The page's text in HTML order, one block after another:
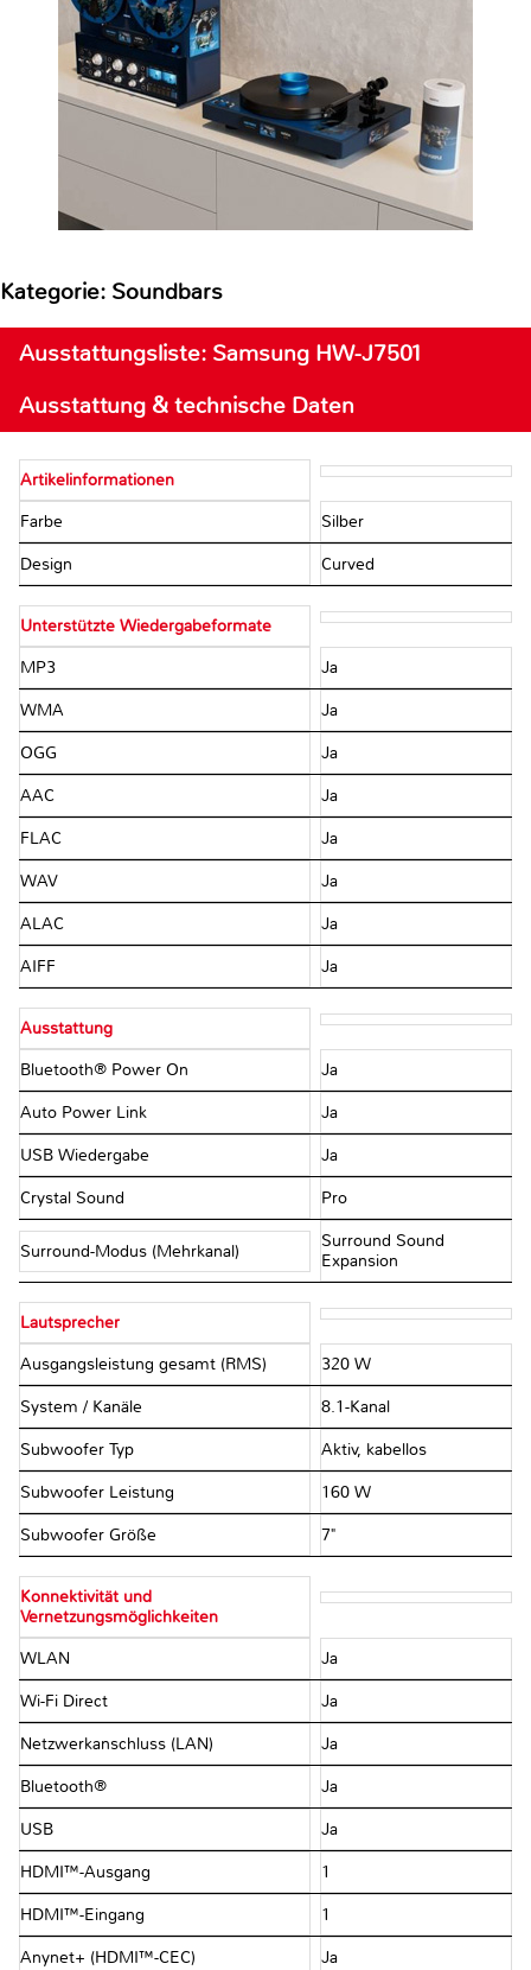
Kategorie: Soundbars
Ausstattungsliste: Samsung HW-J7501
Ausstattung & technische Daten
Artikelinformationen
Farbe Silber
Design Curved
Unterstützte Wiedergabeformate
MP3 Ja
WMA Ja
OGG Ja
AAC Ja
FLAC Ja
WAV Ja
ALAC Ja
AIFF Ja
Ausstattung
Bluetooth® Power On Ja
Auto Power Link Ja
USB Wiedergabe Ja
Crystal Sound Pro
Surround-Modus (Mehrkanal)
Surround Sound
Expansion
Lautsprecher
Ausgangsleistung gesamt (RMS) 320 W
System / Kanäle 8.1-Kanal
Subwoofer Typ Aktiv, kabellos
Subwoofer Leistung 160 W
Subwoofer Größe 7"
Konnektivität und
Vernetzungsmöglichkeiten
WLAN Ja
Wi-Fi Direct Ja
Netzwerkanschluss (LAN) Ja
Bluetooth® Ja
USB Ja
HDMI™-Ausgang 1
HDMI™-Eingang 1
Anynet+ (HDMI™-CEC) Ja